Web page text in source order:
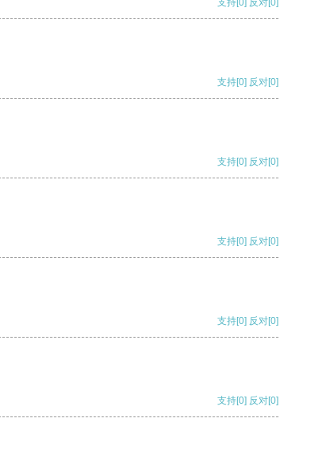
支持[0] 反对[0]
支持[0] 反对[0]
支持[0] 反对[0]
支持[0] 反对[0]
支持[0] 反对[0]
支持[0] 反对[0]